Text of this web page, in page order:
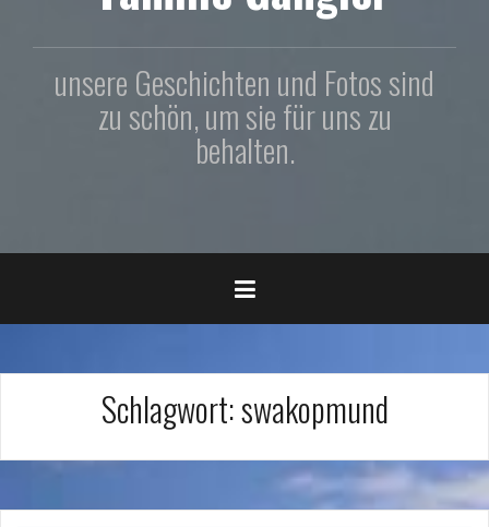
unsere Geschichten und Fotos sind
zu schön, um sie für uns zu
behalten.
Schlagwort:swakopmund